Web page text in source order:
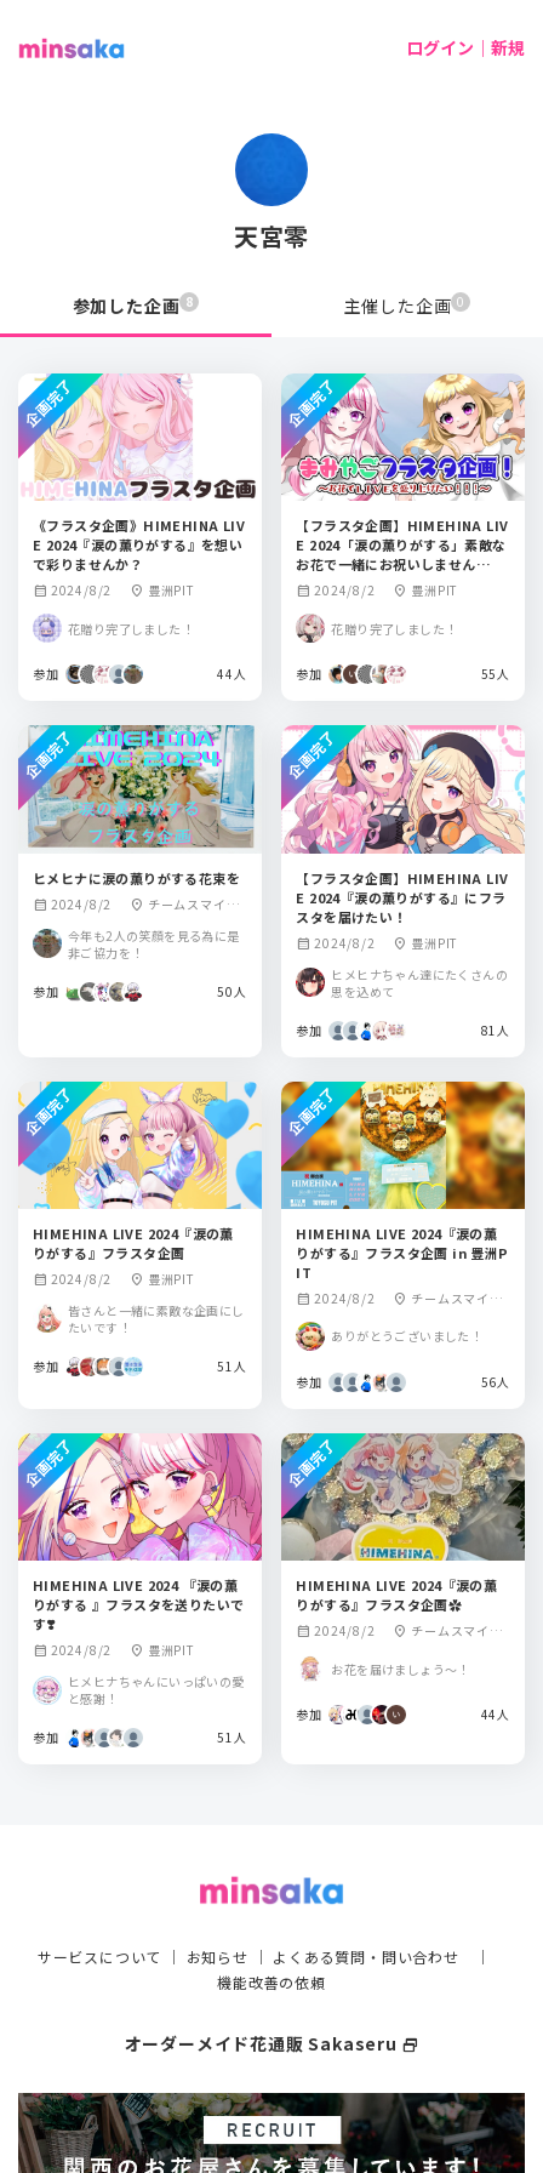
ログイン｜新規
天宮零
参加した企画 8 主催した企画 0
《フラスタ企画》HIMEHINA LIV
E 2024『涙の薫りがする』を想い
で彩りませんか？
calendar_month 2024/8/2 location_on 豊洲PIT
花贈り完了しました！
参加 44人
企画完了
【フラスタ企画】HIMEHINA LIV
E 2024「涙の薫りがする」素敵な
お花で一緒にお祝いしません
か！？
calendar_month 2024/8/2 location_on 豊洲PIT
花贈り完了しました！
参加 55人
企画完了
ヒメヒナに涙の薫りがする花束を
calendar_month 2024/8/2 location_on チームスマイ
今年も2人の笑顔を見る為に是
非ご協力を！
参加 50人
企画完了
【フラスタ企画】HIMEHINA LIV
E 2024『涙の薫りがする』にフラ
スタを届けたい！
calendar_month 2024/8/2 location_on 豊洲PIT
ヒメヒナちゃん達にたくさんの
思を込めて
参加 81人
企画完了
HIMEHINA LIVE 2024『涙の薫
りがする』フラスタ企画
calendar_month 2024/8/2 location_on 豊洲PIT
皆さんと一緒に素敵な企画にし
たいです！
参加 51人
企画完了
HIMEHINA LIVE 2024『涙の薫
りがする』フラスタ企画 in 豊洲P
IT
calendar_month 2024/8/2 location_on チームスマイ
ありがとうございました！
参加 56人
企画完了
HIMEHINA LIVE 2024 『涙の薫
りがする 』フラスタを送りたいで
す❣️
calendar_month 2024/8/2 location_on 豊洲PIT
ヒメヒナちゃんにいっぱいの愛
と感謝！
参加 51人
企画完了
HIMEHINA LIVE 2024『涙の薫
calendar_month 2024/8/2 location_on チームスマイ
お花を届けましょう〜！
参加 44人
企画完了
サービスについて ｜ お知らせ ｜ よくある質問・問い合わせ ｜
機能改善の依頼
オーダーメイド花通販 Sakaseru select_window